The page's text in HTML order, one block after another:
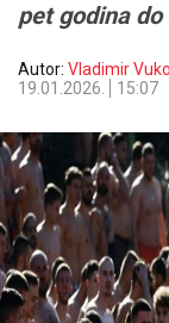
pet godina
Autor: Vladimir
19.01.2026.
15:07